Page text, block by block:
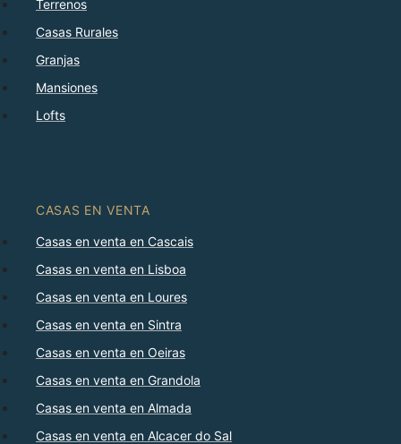
Terrenos
Casas Rurales
Granjas
Mansiones
Lofts
CASAS EN VENTA
Casas en venta en Cascais
Casas en venta en Lisboa
Casas en venta en Loures
Casas en venta en Sintra
Casas en venta en Oeiras
Casas en venta en Grandola
Casas en venta en Almada
Casas en venta en Alcacer do Sal